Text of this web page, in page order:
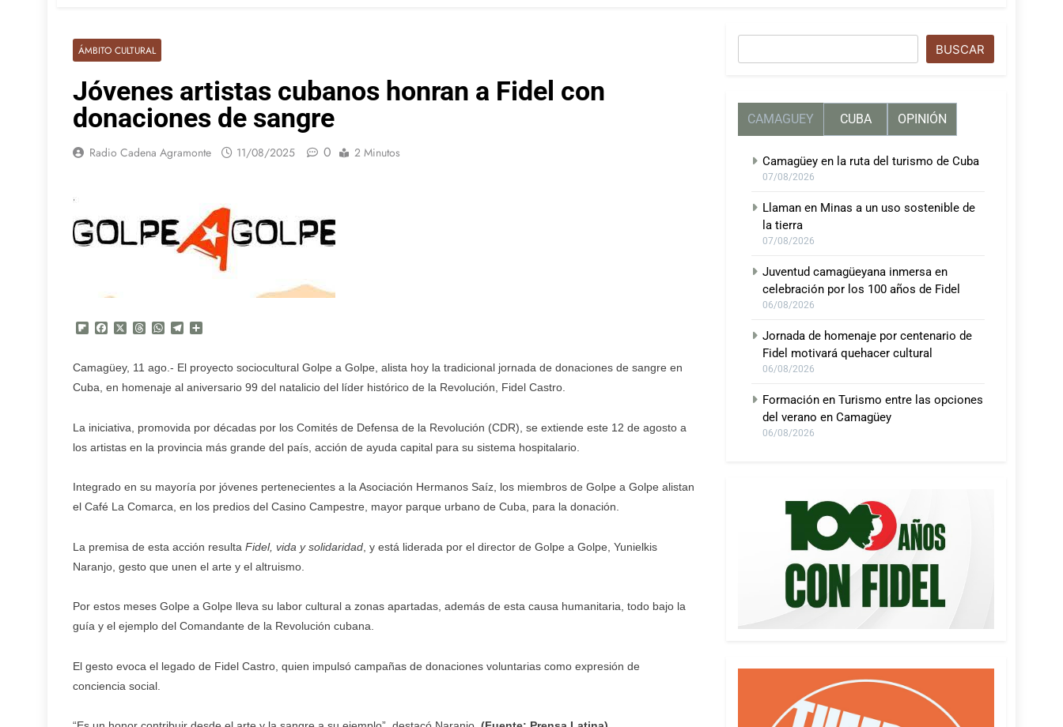
ÁMBITO CULTURAL
Jóvenes artistas cubanos honran a Fidel con
donaciones de sangre
Radio Cadena Agramonte 11/08/2025 0 2 Minutos
Flipboard
FacebookThreadsWhatsApp
Telegram
Camagüey, 11 ago.- El proyecto sociocultural Golpe a Golpe, alista hoy la tradicional jornada de donaciones de sangre en
Cuba, en homenaje al aniversario 99 del natalicio del líder histórico de la Revolución, Fidel Castro.
La iniciativa, promovida por décadas por los Comités de Defensa de la Revolución (CDR), se extiende este 12 de agosto a
los artistas en la provincia más grande del país, acción de ayuda capital para su sistema hospitalario.
Integrado en su mayoría por jóvenes pertenecientes a la Asociación Hermanos Saíz, los miembros de Golpe a Golpe alistan
el Café La Comarca, en los predios del Casino Campestre, mayor parque urbano de Cuba, para la donación.
La premisa de esta acción resulta Fidel, vida y solidaridad , y está liderada por el director de Golpe a Golpe, Yunielkis
Naranjo, gesto que unen el arte y el altruismo.
Por estos meses Golpe a Golpe lleva su labor cultural a zonas apartadas, además de esta causa humanitaria, todo bajo la
guía y el ejemplo del Comandante de la Revolución cubana.
El gesto evoca el legado de Fidel Castro, quien impulsó campañas de donaciones voluntarias como expresión de
conciencia social.
BUSCAR
CAMAGUEY CUBA OPINIÓN
Camagüey en la ruta del turismo de Cuba
07/08/2026
Llaman en Minas a un uso sostenible de
la tierra
07/08/2026
Juventud camagüeyana inmersa en
celebración por los 100 años de Fidel
06/08/2026
Jornada de homenaje por centenario de
Fidel motivará quehacer cultural
06/08/2026
Formación en Turismo entre las opciones
del verano en Camagüey
06/08/2026